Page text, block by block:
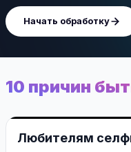
Начать обработку
10 причин
Любителям